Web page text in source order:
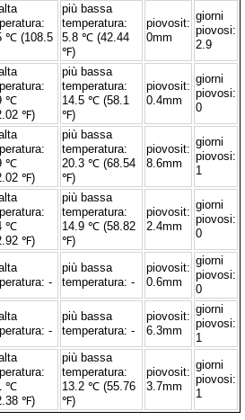
℃ (108.5
più bassa
temperatura:
5.8 ℃ (42.44
℉)
piovosit:
0mm
giorni
piovosi:
2.9
℃
℉)
più bassa
temperatura:
14.5 ℃ (58.1
℉)
piovosit:
0.4mm
giorni
piovosi:
0
℃
℉)
più bassa
temperatura:
20.3 ℃ (68.54
℉)
piovosit:
8.6mm
giorni
piovosi:
1
℃
℉)
più bassa
temperatura:
14.9 ℃ (58.82
℉)
piovosit:
2.4mm
giorni
piovosi:
0
-
più bassa
temperatura: -
piovosit:
0.6mm
giorni
piovosi:
0
-
più bassa
temperatura: -
piovosit:
6.3mm
giorni
piovosi:
1
℃
℉)
più bassa
temperatura:
13.2 ℃ (55.76
℉)
piovosit:
3.7mm
giorni
piovosi:
1